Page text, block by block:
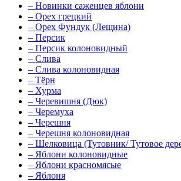
– Новинки саженцев яблони
– Орех грецкий
– Орех Фундук (Лещина)
– Персик
– Персик колоновидный
– Слива
– Слива колоновидная
– Тёрн
– Хурма
– Черевишня (Дюк)
– Черемуха
– Черешня
– Черешня колоновидная
– Шелковица (Тутовник/ Тутовое
– Яблони колоновидные
– Яблони красномясые
– Яблоня